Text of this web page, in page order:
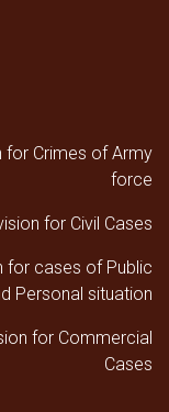
for Crimes of Army
force
for Civil Cases
for cases of Public
Personal situation
for Commercial
Cases